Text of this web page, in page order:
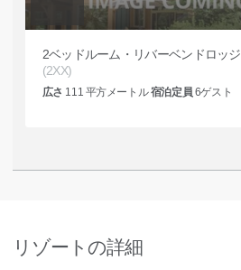
2ベッドルーム・リバーベンドロッジ
(2XX)
広さ 111 平方メートル宿泊定員 6ゲスト
リゾートの詳細